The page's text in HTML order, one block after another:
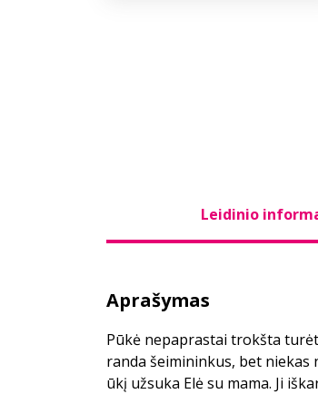
Leidinio
Aprašymas
Pūkė nepaprastai trokšta
randa šeimininkus, bet niekas
ūkį užsuka Elė su mama. Ji